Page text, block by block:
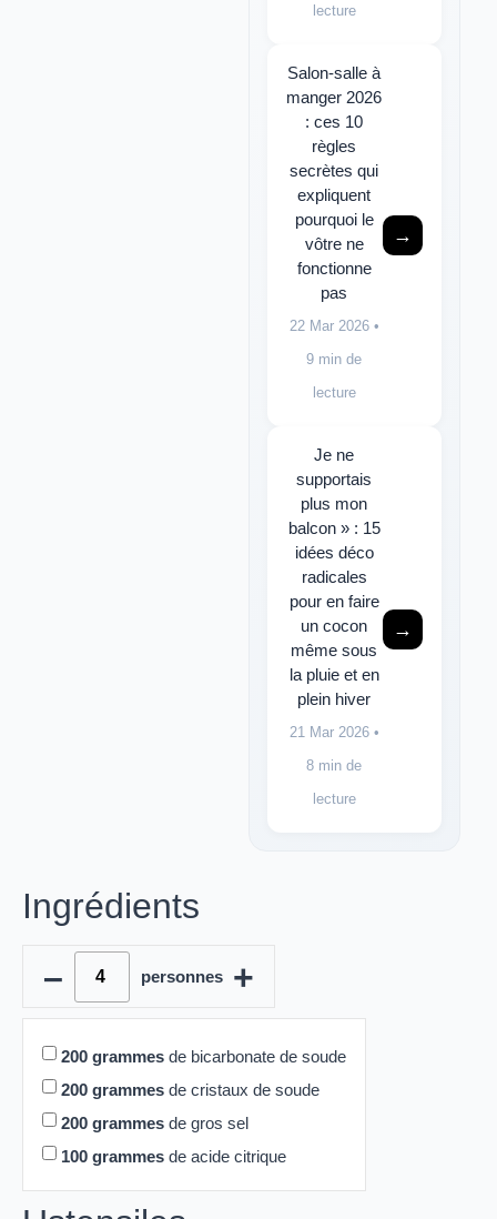
lecture
Salon-salle à
manger 2026
: ces 10
règles
secrètes qui
expliquent
pourquoi le
vôtre ne
fonctionne
pas
22 Mar 2026•
9 min de
lecture
→
Je ne
supportais
plus mon
balcon » : 15
idées déco
radicales
pour en faire
un cocon
même sous
la pluie et en
plein hiver
21 Mar 2026•
8 min de
lecture
→
Ingrédients
–
personnes +
200 grammes de bicarbonate de soude
200 grammes de cristaux de soude
200 grammes de gros sel
100 grammes de acide citrique